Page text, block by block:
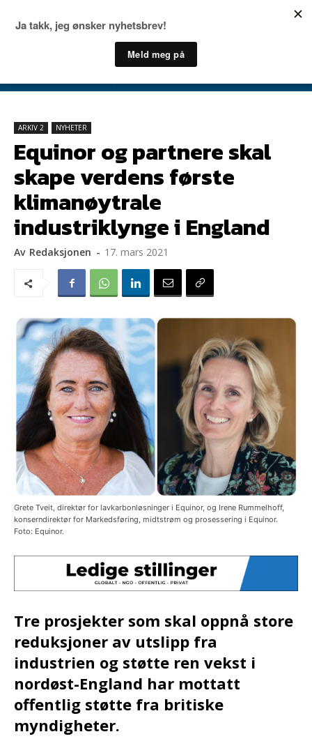
ARKIV 2 NYHETER
Equinor og partnere skal
skape verdens første
klimanøytrale
industriklynge i England
Av Redaksjonen - 17. mars 2021
Grete Tveit, direktør for lavkarbonløsninger i Equinor, og Irene Rummelhoff,
konserndirektør for Markedsføring, midtstrøm og prosessering i Equinor.
Foto: Equinor.
Tre prosjekter som skal oppnå store
reduksjoner av utslipp fra
industrien og støtte ren vekst i
nordøst-England har mottatt
offentlig støtte fra britiske
myndigheter.